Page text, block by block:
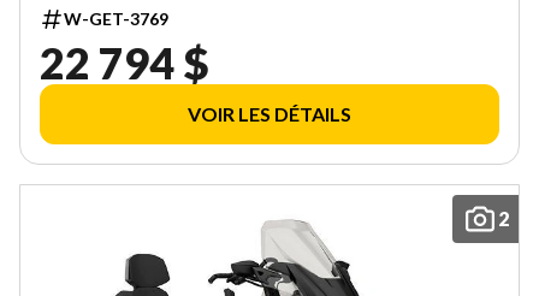
W-GET-3769
22 794 $
VOIR LES DÉTAILS
2